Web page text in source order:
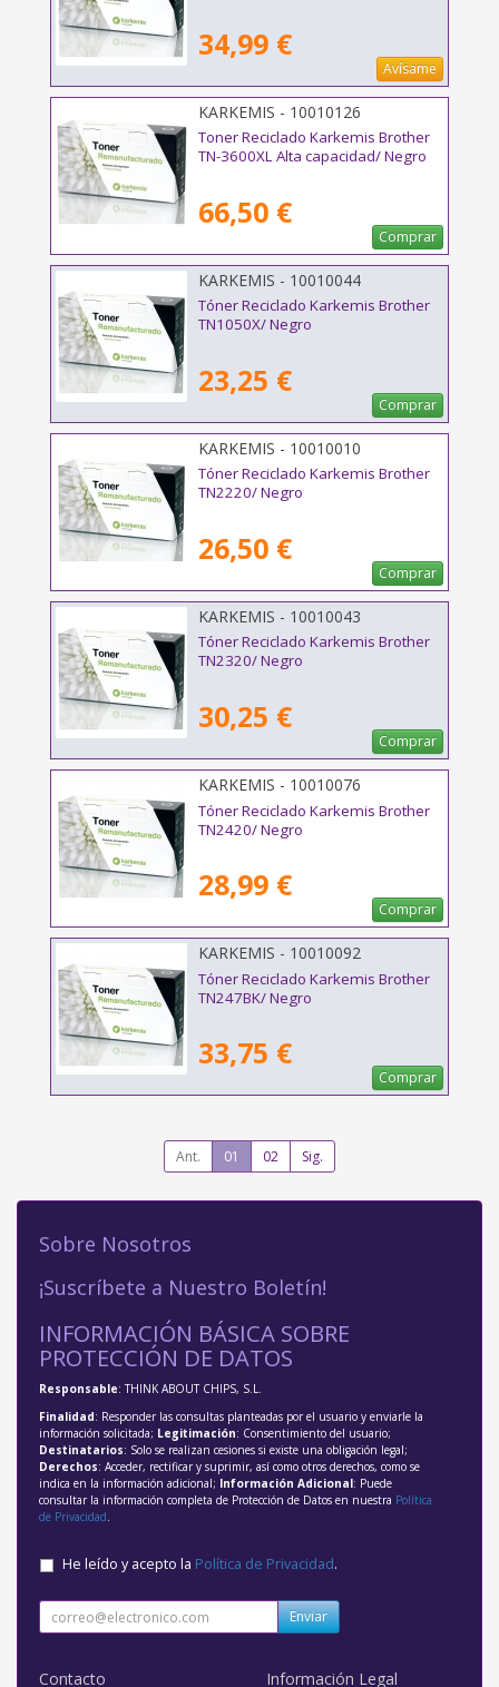
34,99 €
Avísame
KARKEMIS - 10010126
Toner Reciclado Karkemis Brother
TN-3600XL Alta capacidad/ Negro
66,50 €
Comprar
KARKEMIS - 10010044
Tóner Reciclado Karkemis Brother
TN1050X/ Negro
23,25 €
Comprar
KARKEMIS - 10010010
Tóner Reciclado Karkemis Brother
TN2220/ Negro
26,50 €
Comprar
KARKEMIS - 10010043
Tóner Reciclado Karkemis Brother
TN2320/ Negro
30,25 €
Comprar
KARKEMIS - 10010076
Tóner Reciclado Karkemis Brother
TN2420/ Negro
28,99 €
Comprar
KARKEMIS - 10010092
Tóner Reciclado Karkemis Brother
TN247BK/ Negro
33,75 €
Comprar
Ant. 01 02 Sig.
Sobre Nosotros
¡Suscríbete a Nuestro Boletín!
INFORMACIÓN BÁSICA SOBRE
PROTECCIÓN DE DATOS
Responsable: THINK ABOUT CHIPS, S.L.
Finalidad: Responder las consultas planteadas por el usuario y enviarle la
información solicitada; Legitimación: Consentimiento del usuario;
Destinatarios: Solo se realizan cesiones si existe una obligación legal;
Derechos: Acceder, rectificar y suprimir, así como otros derechos, como se
indica en la información adicional; Información Adicional: Puede
consultar la información completa de Protección de Datos en nuestra Política
de Privacidad.
He leído y acepto la Política de Privacidad.
Enviar
Contacto Información Legal